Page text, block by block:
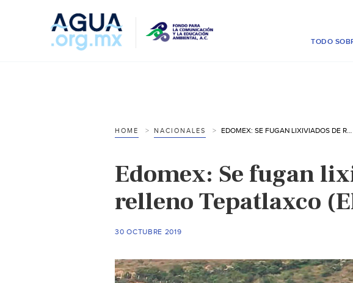
TODO
HOME NACIONALES EDOMEX: SE FUGAN LIXIVIADOS DE RELLENO TEPATLAXCO (EL UNIVERSAL)
Edomex: Se fugan
relleno Tepatlaxco
30 OCTUBRE 2019